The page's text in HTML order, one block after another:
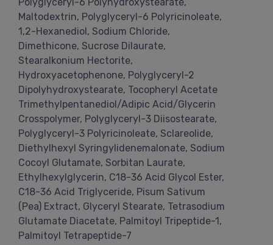
Maltodextrin, Polyglyceryl-6 Polyricinoleate,
1,2-Hexanediol, Sodium Chloride,
Dimethicone, Sucrose Dilaurate,
Stearalkonium Hectorite,
Hydroxyacetophenone, Polyglyceryl-2
Dipolyhydroxystearate, Tocopheryl Acetate
Trimethylpentanediol/Adipic Acid/Glycerin
Crosspolymer, Polyglyceryl-3 Diisostearate,
Polyglyceryl-3 Polyricinoleate, Sclareolide,
Diethylhexyl Syringylidenemalonate, Sodium
Cocoyl Glutamate, Sorbitan Laurate,
Ethylhexylglycerin, C18-36 Acid Glycol Ester,
C18-36 Acid Triglyceride, Pisum Sativum
(Pea) Extract, Glyceryl Stearate, Tetrasodium
Glutamate Diacetate, Palmitoyl Tripeptide-1,
Palmitoyl Tetrapeptide-7